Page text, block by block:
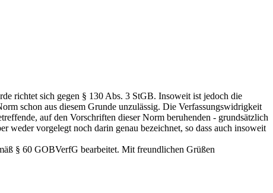
richtet sich gegen § 130 Abs. 3 StGB. Insoweit ist jedoch die
schon aus diesem Grunde unzulässig. Die Verfassungswidrigkeit
auf den Vorschriften dieser Norm beruhenden - grundsätzlich
weder vorgelegt noch darin genau bezeichnet, so dass auch insoweit
§ 60 GOBVerfG bearbeitet. Mit freundlichen Grüßen